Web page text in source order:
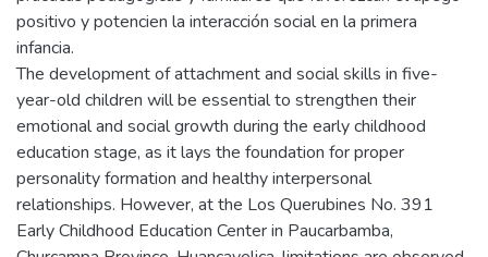
positivo y potencien la interacción social en la primera
infancia.
The development of attachment and social skills in five-
year-old children will be essential to strengthen their
emotional and social growth during the early childhood
education stage, as it lays the foundation for proper
personality formation and healthy interpersonal
relationships. However, at the Los Querubines No. 391
Early Childhood Education Center in Paucarbamba,